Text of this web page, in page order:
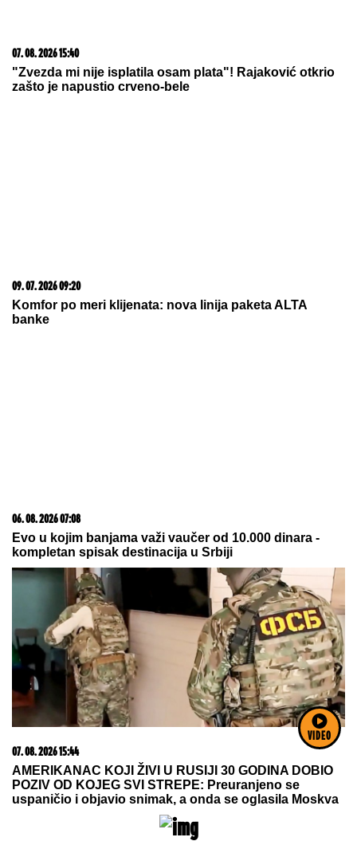
VIDEO
07. 08. 2026 09:47
Čiji hromozom određuje pol deteta? XX rađa se
devojčica, XY rađa se dečak
20. 07. 2026 08:04
REGISTRUJ SE UZ PROMO KOD CASINO Preuzmi
15. 07. 2026 07:44
Većina građana izgubi novac pre nego što stigne na
letovanje - ovih 7 troškova skoro niko ne planira
23. 07. 2026 12:47
Letnje večeri u gradu više nisu rezervisane za vikend:
Zašto sve više ljudi bira večeru koja se spontano
pretvori u druženje